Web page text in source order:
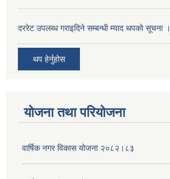
दररेट उपलब्ध गराइदिने सम्बन्धी म्याद थपको सूचना ।
थप हेर्नुहोस
योजना तथा परियोजना
वार्षिक नगर विकास योजना २०८२।८३